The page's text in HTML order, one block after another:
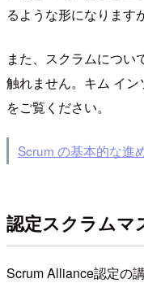
るような形になります
また、スクラムについ
触れません。キム イ
をご覧ください。
Scrum の基本的な進
認定スクラムマ
Scrum Alliance認定の